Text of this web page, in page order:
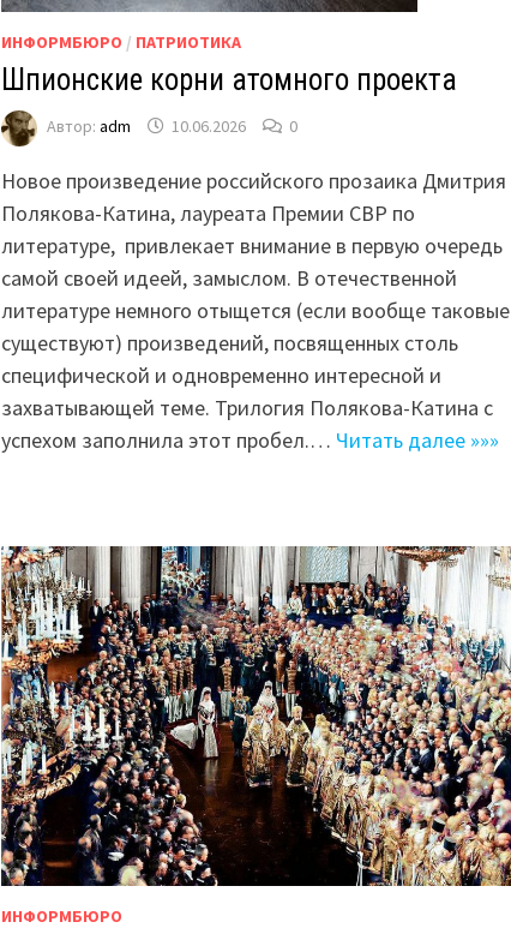
ИНФОРМБЮРО / ПАТРИОТИКА
Шпионские корни атомного проекта
Автор: adm 10.06.2026 0
Новое произведение российского прозаика Дмитрия
Полякова-Катина, лауреата Премии СВР по
литературе, привлекает внимание в первую очередь
самой своей идеей, замыслом. В отечественной
литературе немного отыщется (если вообще таковые
существуют) произведений, посвященных столь
специфической и одновременно интересной и
захватывающей теме. Трилогия Полякова-Катина с
успехом заполнила этот пробел.… Читать далее »»»
ИНФОРМБЮРО